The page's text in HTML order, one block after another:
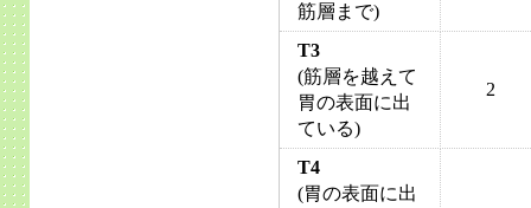
筋層まで)
T3
(筋層を越えて
胃の表面に出
ている)
2
T4
(胃の表面に出